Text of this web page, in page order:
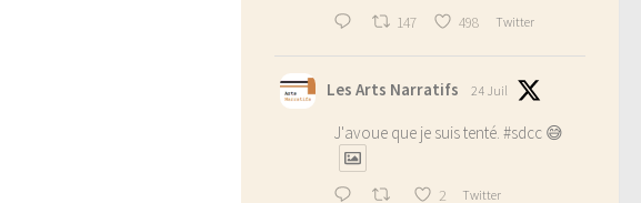
147 498 Twitter
Les Arts Narratifs 24 Juil
J'avoue que je suis tenté. #sdcc 😅
2 Twitter